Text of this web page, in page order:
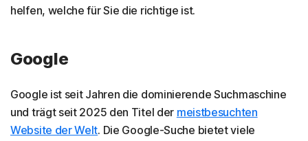
helfen, welche für Sie die richtige ist.
Google
Google ist seit Jahren die dominierende Suchmaschine
und trägt seit 2025 den Titel der meistbesuchten
Website der Welt. Die Google-Suche bietet viele